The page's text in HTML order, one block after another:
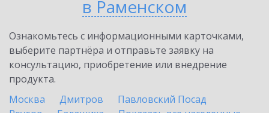
в Раменском
Ознакомьтесь с информационными карточками,
выберите партнёра и отправьте заявку на
консультацию, приобретение или внедрение
продукта.
Москва
Дмитров
Павловский Посад